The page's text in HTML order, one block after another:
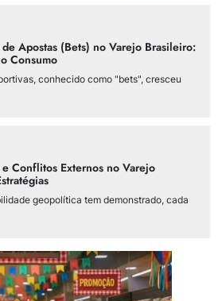
Apostas (Bets) no Varejo Brasileiro:
Consumo
conhecido como "bets", cresceu
Conflitos Externos no Varejo
geopolítica tem demonstrado, cada